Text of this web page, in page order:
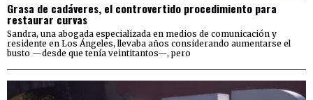
Grasa de cadáveres, el controvertido procedimiento para
restaurar curvas
Sandra, una abogada especializada en medios de comunicación y
residente en Los Ángeles, llevaba años considerando aumentarse el
busto —desde que tenía veintitantos—, pero